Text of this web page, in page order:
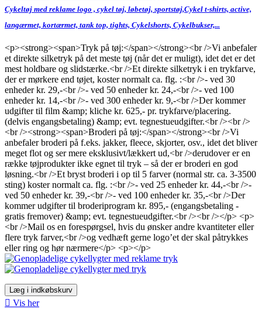
Cykeltøj med reklame logo , cykel tøj, løbetøj, sportstøj,Cykel t-shirts, active,
langærmet, kortærmet, tank top, tights, Cykelshorts, Cykelbukser,...
<p><strong><span>Tryk på tøj:</span></strong><br />Vi anbefaler
et direkte silketryk på det meste tøj (når det er muligt), idet det er det
mest holdbare og slidstærke.<br />Et direkte silketryk i en trykfarve,
der er mørkere end tøjet, koster normalt ca. flg. :<br />- ved 30
enheder kr. 29,-<br />- ved 50 enheder kr. 24,-<br />- ved 100
enheder kr. 14,-<br />- ved 300 enheder kr. 9,-<br />Der kommer
udgifter til film &amp; kliche kr. 625,- pr. trykfarve/placering.
(delvis engangsbetaling) &amp; evt. tegnestueudgifter.<br /><br />
<br /><strong><span>Broderi på tøj:</span></strong><br />Vi
anbefaler broderi på f.eks. jakker, fleece, skjorter, osv., idet det bliver
meget flot og ser mere eksklusivt/lækkert ud,<br />derudover er en
række tøjprodukter ikke egnet til tryk – så der er broderi en god
løsning.<br />Et bryst broderi i op til 5 farver (normal str. ca. 3-3500
sting) koster normalt ca. flg. :<br />- ved 25 enheder kr. 44,-<br />-
ved 50 enheder kr. 39,-<br />- ved 100 enheder kr. 35,-<br />Der
kommer udgifter til broderiprogram kr. 895,- (engangsbetaling -
gratis fremover) &amp; evt. tegnestueudgifter.<br /><br /></p> <p>
<br />Mail os en forespørgsel, hvis du ønsker andre kvantiteter eller
flere tryk farver,<br />og vedhæft gerne logo’et der skal påtrykkes
eller ring og hør nærmere</p> <p></p>
Læg i indkøbskurv
 Vis her